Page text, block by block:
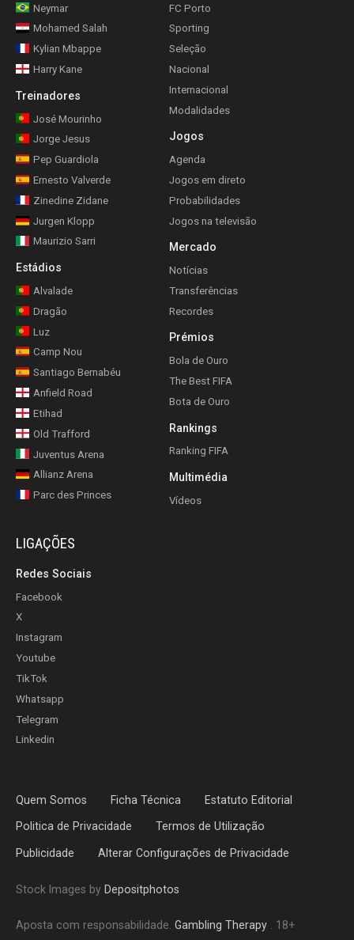
Neymar
Mohamed Salah
Kylian Mbappe
Harry Kane
Treinadores
José Mourinho
Jorge Jesus
Pep Guardiola
Ernesto Valverde
Zinedine Zidane
Jurgen Klopp
Maurizio Sarri
Estádios
Alvalade
Dragão
Luz
Camp Nou
Santiago Bernabéu
Anfield Road
Etihad
Old Trafford
Juventus Arena
Allianz Arena
Parc des Princes
FC Porto
Sporting
Seleção
Nacional
Internacional
Modalidades
Jogos
Agenda
Jogos em direto
Probabilidades
Jogos na televisão
Mercado
Notícias
Transferências
Recordes
Prémios
Bola de Ouro
The Best FIFA
Bota de Ouro
Rankings
Ranking FIFA
Multimédia
Vídeos
LIGAÇÕES
Redes Sociais
Facebook
X
Instagram
Youtube
TikTok
Whatsapp
Telegram
Linkedin
Quem Somos Ficha Técnica Estatuto Editorial
Politica de Privacidade Termos de Utilização
Publicidade Alterar Configurações de Privacidade
Stock Images by Depositphotos
Aposta com responsabilidade. Gambling Therapy. 18+